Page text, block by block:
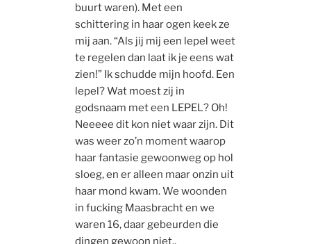
buurt waren). Met een
schittering in haar ogen keek ze
mij aan. “Als jij mij een lepel weet
te regelen dan laat ik je eens wat
zien!” Ik schudde mijn hoofd. Een
lepel? Wat moest zij in
godsnaam met een LEPEL? Oh!
Neeeee dit kon niet waar zijn. Dit
was weer zo’n moment waarop
haar fantasie gewoonweg op hol
sloeg, en er alleen maar onzin uit
haar mond kwam. We woonden
in fucking Maasbracht en we
waren 16, daar gebeurden die
dingen gewoon niet..